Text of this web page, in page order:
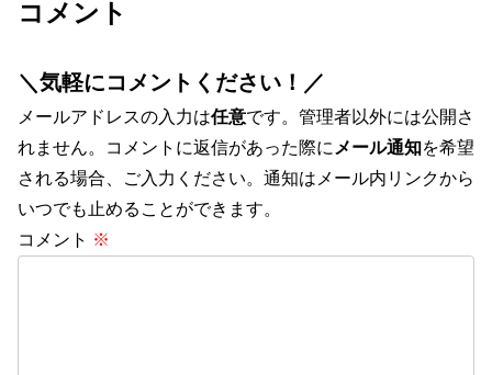
コメント
＼気軽にコメントください！／
メールアドレスの入力は任意です。管理者以外には公開さ
れません。コメントに返信があった際に メール通知を希望
される場合、ご入力ください。通知はメール内リンクから
いつでも止めることができます。
コメント ※